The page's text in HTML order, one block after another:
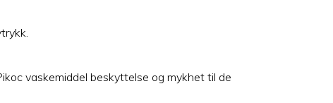
vaskemiddel beskyttelse og mykhet til de